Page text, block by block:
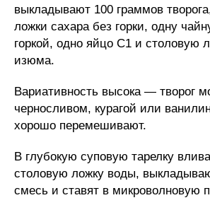
выкладывают 100 граммов
ложки сахара без горки, одну
горкой, одно яйцо С1 и столовую
изюма.
Вариативность высока — творог
черносливом, курагой или
хорошо перемешивают.
В глубокую суповую тарелку
столовую ложку воды,
смесь и ставят в микроволновую